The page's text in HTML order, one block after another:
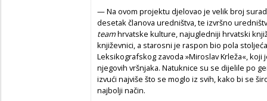
— Na ovom projektu djelovao je velik broj
desetak članova uredništva, te izvršno
teamhrvatske kulture, najugledniji hrvatski
književnici, a starosni je raspon bio pola
Leksikografskog zavoda »Miroslav Krleža«,
njegovih vršnjaka. Natuknice su se dijelile po
izvući najviše što se moglo iz svih, kako bi se
najbolji način.